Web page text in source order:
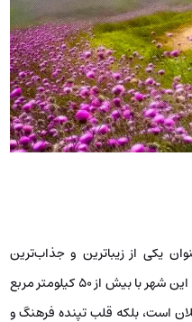
یکی از زیباترین و جذاب‌ترین
مقاصد گردشگری ایران شناخته می‌شود. این شهر با بیش از ۵۰ کیلومتر مربع
است، بلکه قلب تپنده فرهنگ و